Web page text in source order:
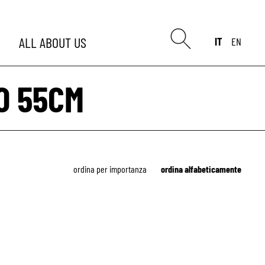
ALLABOUT US IT EN
55CM
ordina alfabeticamente
ordina per importanza